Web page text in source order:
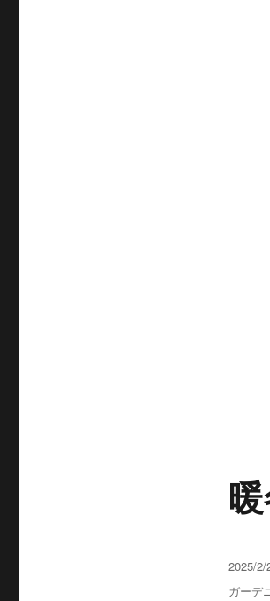
投
稿
2025/2/
カ
ガーデ